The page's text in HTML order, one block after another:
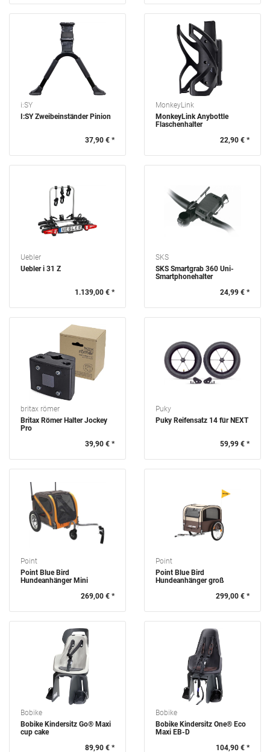
i:SY
I:SY Zweibeinständer Pinion
37,90 € *
MonkeyLink
MonkeyLink Anybottle
Flaschenhalter
22,90 € *
Uebler
Uebler i 31 Z
1.139,00 € *
SKS
SKS Smartgrab 360 Uni-
Smartphonehalter
24,99 € *
britax römer
Britax Römer Halter Jockey
Pro
39,90 € *
Puky
Puky Reifensatz 14 für NEXT
59,99 € *
Point
Point Blue Bird
Hundeanhänger Mini
269,00 € *
Point
Point Blue Bird
Hundeanhänger groß
299,00 € *
Bobike
Bobike Kindersitz Go® Maxi
cup cake
89,90 € *
Bobike
Bobike Kindersitz One® Eco
Maxi EB-D
104,90 € *